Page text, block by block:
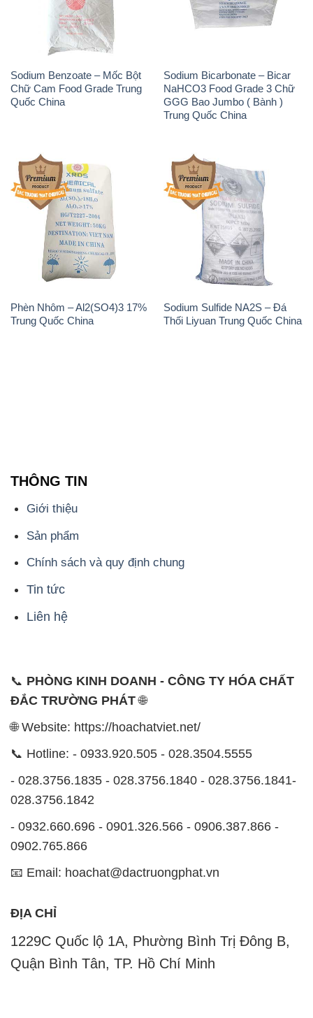
Sodium Benzoate – Mốc Bột
Chữ Cam Food Grade Trung
Quốc China
Sodium Bicarbonate – Bicar
NaHCO3 Food Grade 3 Chữ
GGG Bao Jumbo ( Bành )
Trung Quốc China
Phèn Nhôm – Al2(SO4)3 17%
Trung Quốc China
Sodium Sulfide NA2S – Đá
Thối Liyuan Trung Quốc China
THÔNG TIN
Giới thiệu
Sản phẩm
Chính sách và quy định chung
Tin tức
Liên hệ
📞 PHÒNG KINH DOANH - CÔNG TY HÓA CHẤT
ĐẮC TRƯỜNG PHÁT🌐
🌐 Website: https://hoachatviet.net/
📞 Hotline: - 0933.920.505 - 028.3504.5555
- 028.3756.1835 - 028.3756.1840 - 028.3756.1841-
028.3756.1842
- 0932.660.696 - 0901.326.566 - 0906.387.866 -
0902.765.866
📧 Email: hoachat@dactruongphat.vn
ĐỊA CHỈ
1229C Quốc lộ 1A, Phường Bình Trị Đông B,
Quận Bình Tân, TP. Hồ Chí Minh